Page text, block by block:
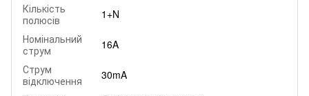
Кількість
полюсів
1+N
Номінальний
струм
16A
Струм
відключення
30mA